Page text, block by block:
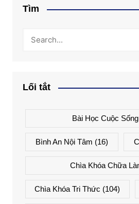
Tìm
Lối tắt
Bài Học Cuộc Sống
Bình An Nội Tâm (16)
Chìa Khóa Chữa
Chìa Khóa Tri Thức (104)